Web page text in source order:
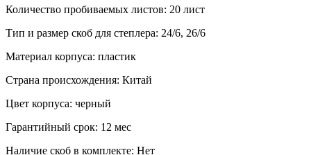
Количество пробиваемых листов: 20 лист
Тип и размер скоб для степлера: 24/6, 26/6
Материал корпуса: пластик
Страна происхождения: Китай
Цвет корпуса: черный
Гарантийный срок: 12 мес
Наличие скоб в комплекте: Нет